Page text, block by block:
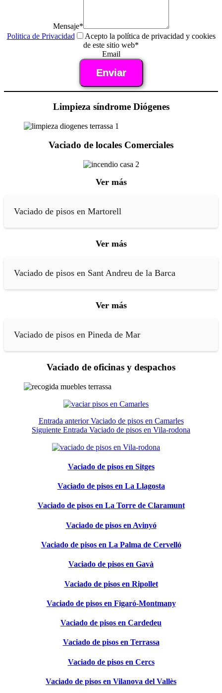
Mensaje*
Politica de Privacidad
Acepto la política de privacidad y cookies
de este sitio web*
Email
Enviar
Limpieza síndrome Diógenes
Vaciado de locales Comerciales
Ver más
Vaciado de pisos en Martorell
Ver más
Vaciado de pisos en Sant Andreu de la Barca
Ver más
Vaciado de pisos en Pineda de Mar
Vaciado de oficinas y despachos
Entrada anteriorVaciado de pisos en Camarles
Siguiente Entrada Vaciado de pisos en Vila-rodona
Vaciado de pisos en Sitges
Vaciado de pisos en La Llagosta
Vaciado de pisos en La Torre de Claramunt
Vaciado de pisos en Avinyó
Vaciado de pisos en La Palma de Cervelló
Vaciado de pisos en Gavà
Vaciado de pisos en Ripollet
Vaciado de pisos en Figaró-Montmany
Vaciado de pisos en Cardedeu
Vaciado de pisos en Terrassa
Vaciado de pisos en Cercs
Vaciado de pisos en Vilanova del Vallès